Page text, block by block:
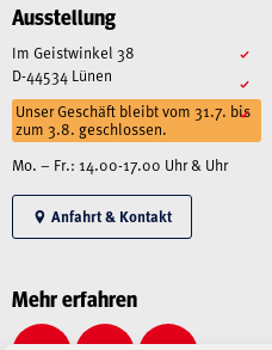
Ausstellung
Im Geistwinkel 38
D-44534 Lünen
Unser Geschäft bleibt vom 31.7. bis
zum 3.8. geschlossen.
Mo. – Fr.: 14.00-17.00 Uhr & Uhr
Anfahrt & Kontakt
Mehr erfahren